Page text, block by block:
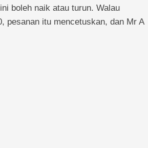
boleh naik atau turun. Walau
pesanan itu mencetuskan, dan Mr A